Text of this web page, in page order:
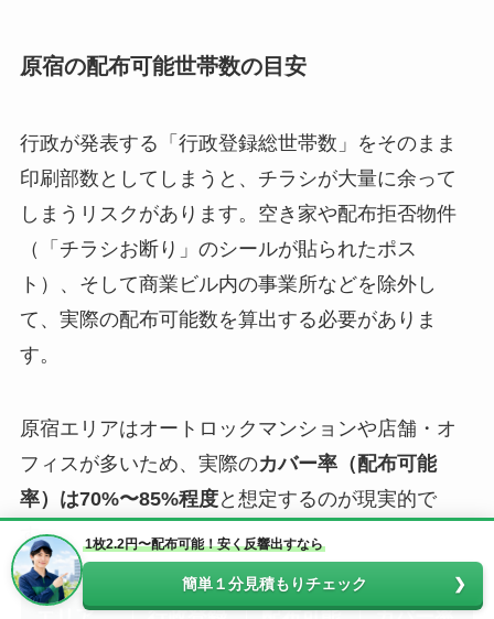
原宿の配布可能世帯数の目安
行政が発表する「行政登録総世帯数」をそのまま
印刷部数としてしまうと、チラシが大量に余って
しまうリスクがあります。空き家や配布拒否物件
（「チラシお断り」のシールが貼られたポス
ト）、そして商業ビル内の事業所などを除外し
て、実際の配布可能数を算出する必要がありま
す。
原宿エリアはオートロックマンションや店舗・オ
フィスが多いため、実際のカバー率（配布可能
率）は70%〜85%程度と想定するのが現実的で
す。
1枚2.2円〜配布可能！安く反響出すなら
簡単１分見積もりチェック